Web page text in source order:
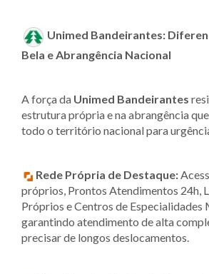
Unimed Bandeirantes:
Bela e Abrangência Nacional
A força da Unimed Bandeirantes
estrutura própria e na abrangência
todo o território nacional para
Rede Própria de Destaque:
próprios, Prontos Atendimentos 24h,
Próprios e Centros de Especialidades
garantindo atendimento de alta
precisar de longos deslocamentos.